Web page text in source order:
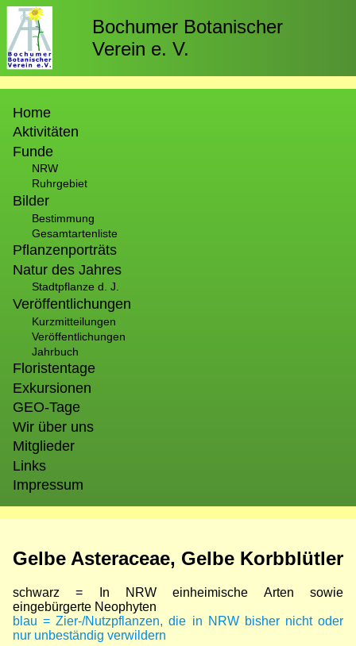
Direkt
zum
Inhalt
Bochumer Botanischer
Verein e. V.
Home
Aktivitäten
Funde
NRW
Ruhrgebiet
Bilder
Bestimmung
Gesamtartenliste
Pflanzenporträts
Natur des Jahres
Stadtpflanze d. J.
Veröffentlichungen
Kurzmitteilungen
Veröffentlichungen
Jahrbuch
Floristentage
Exkursionen
GEO-Tage
Wir über uns
Mitglieder
Links
Impressum
Gelbe Asteraceae, Gelbe Korbblütler
schwarz = In NRW einheimische Arten sowie
eingebürgerte Neophyten
blau = Zier-/Nutzpflanzen, die in NRW bisher nicht oder
nur unbeständig verwildern